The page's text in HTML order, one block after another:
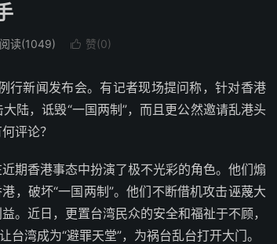
阅读(1049)  赞(0)
新闻发布会。有记者现场提问称，针对香港
陆，诋毁“一国两制”，而且更公然邀请乱港头
评论？
香港事态中扮演了极不光彩的角色。他们煽
，破坏“一国两制”。他们不断借机攻击诬蔑大
。近日，更置台湾民众的安全和福祉于不顾，
湾成为“避罪天堂”，为祸台乱台打开大门。